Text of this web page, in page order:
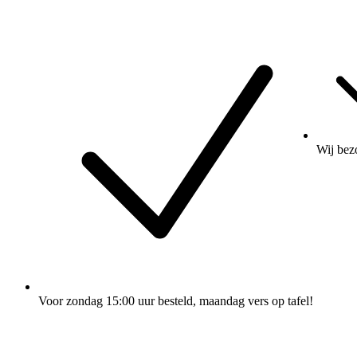
Voor zondag 15:00 uur besteld, maandag vers op tafel!
Wij